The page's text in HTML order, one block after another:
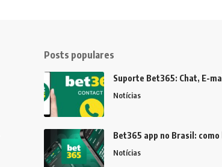
Posts populares
Suporte Bet365: Chat, E-
Notícias
Bet365 app no Brasil:
Notícias